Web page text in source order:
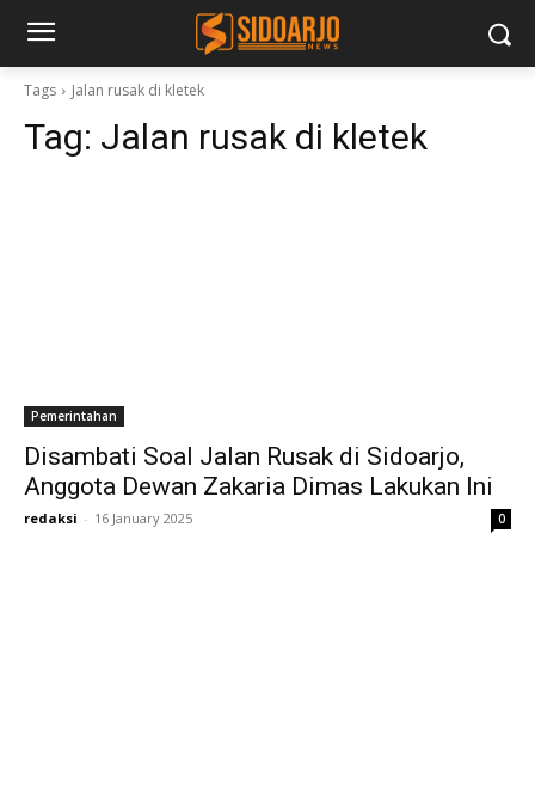
Tags Jalan rusak di kletek
Tag: Jalan rusak di kletek
Pemerintahan
Disambati Soal Jalan Rusak di Sidoarjo,
Anggota Dewan Zakaria Dimas Lakukan Ini
redaksi - 16 January 2025 0